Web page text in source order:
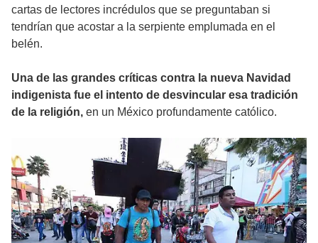
cartas de lectores incrédulos que se preguntaban si
tendrían que acostar a la serpiente emplumada en el
belén.
Una de las grandes críticas contra la nueva Navidad
indigenista fue el intento de desvincular esa tradición
de la religión, en un México profundamente católico.